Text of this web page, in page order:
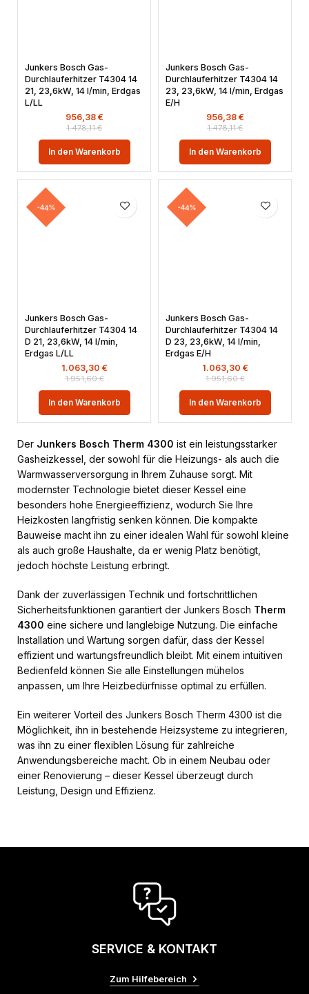
Junkers Bosch Gas-
Durchlauferhitzer T4304 14
21, 23,6kW, 14 l/min, Erdgas
L/LL
1.478,11€
956,38 €
In den Warenkorb
Junkers Bosch Gas-
Durchlauferhitzer T4304 14
23, 23,6kW, 14 l/min, Erdgas
E/H
1.478,11€
956,38 €
In den Warenkorb
-44%
Junkers Bosch Gas-
Durchlauferhitzer T4304 14
D 21, 23,6kW, 14 l/min,
Erdgas L/LL
1.951,60€
1.063,30 €
In den Warenkorb
-44%
Junkers Bosch Gas-
Durchlauferhitzer T4304 14
D 23, 23,6kW, 14 l/min,
Erdgas E/H
1.951,60€
1.063,30 €
In den Warenkorb
Der Junkers Bosch Therm 4300 ist ein leistungsstarker
Gasheizkessel, der sowohl für die Heizungs- als auch die
Warmwasserversorgung in Ihrem Zuhause sorgt. Mit
modernster Technologie bietet dieser Kessel eine
besonders hohe Energieeffizienz, wodurch Sie Ihre
Heizkosten langfristig senken können. Die kompakte
Bauweise macht ihn zu einer idealen Wahl für sowohl kleine
als auch große Haushalte, da er wenig Platz benötigt,
jedoch höchste Leistung erbringt.
Dank der zuverlässigen Technik und fortschrittlichen
Sicherheitsfunktionen garantiert der Junkers Bosch Therm
4300 eine sichere und langlebige Nutzung. Die einfache
Installation und Wartung sorgen dafür, dass der Kessel
effizient und wartungsfreundlich bleibt. Mit einem intuitiven
Bedienfeld können Sie alle Einstellungen mühelos
anpassen, um Ihre Heizbedürfnisse optimal zu erfüllen.
Ein weiterer Vorteil des Junkers Bosch Therm 4300 ist die
Möglichkeit, ihn in bestehende Heizsysteme zu integrieren,
was ihn zu einer flexiblen Lösung für zahlreiche
Anwendungsbereiche macht. Ob in einem Neubau oder
einer Renovierung – dieser Kessel überzeugt durch
Leistung, Design und Effizienz.
SERVICE & KONTAKT
Zum Hilfebereich